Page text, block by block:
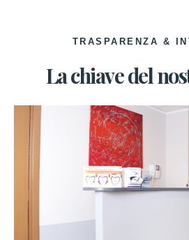
TRASPARENZA &
La chiave del